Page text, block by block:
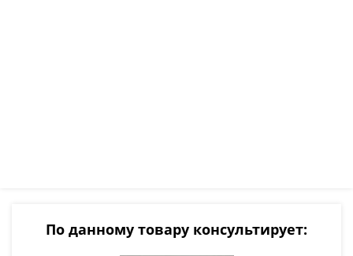
По данному товару консультирует: